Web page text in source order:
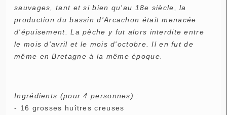
sauvages, tant et si bien qu'au 18e siècle, la
production du bassin d'Arcachon était menacée
d'épuisement. La pêche y fut alors interdite entre
le mois d'avril et le mois d'octobre. Il en fut de
même en Bretagne à la même époque.
Ingrédients (pour 4 personnes) :
- 16 grosses huîtres creuses